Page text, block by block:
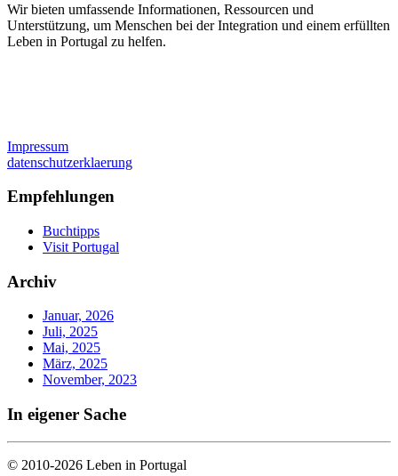
Wir bieten umfassende Informationen, Ressourcen und
Unterstützung, um Menschen bei der Integration und einem erfüllten
Leben in Portugal zu helfen.
Impressum
datenschutzerklaerung
Empfehlungen
Buchtipps
Visit Portugal
Archiv
Januar, 2026
Juli, 2025
Mai, 2025
März, 2025
November, 2023
In eigener Sache
© 2010-2026 Leben in Portugal